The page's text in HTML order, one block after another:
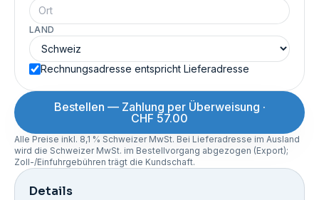
LAND
Rechnungsadresse entspricht Lieferadresse
Bestellen — Zahlung per Überweisung ·
CHF 57.00
Alle Preise inkl. 8,1 % Schweizer MwSt. Bei Lieferadresse im Ausland
wird die Schweizer MwSt. im Bestellvorgang abgezogen (Export);
Zoll-/Einfuhrgebühren trägt die Kundschaft.
Details